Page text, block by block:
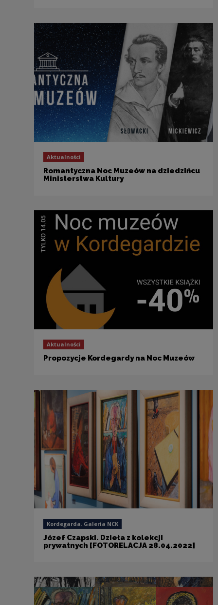
Aktualności
Romantyczna Noc Muzeów na dziedzińcu
Ministerstwa Kultury
Aktualności
Propozycje Kordegardy na Noc Muzeów
Kordegarda. Galeria NCK
Józef Czapski. Dzieła z kolekcji
prywatnych [FOTORELACJA 28.04.2022]